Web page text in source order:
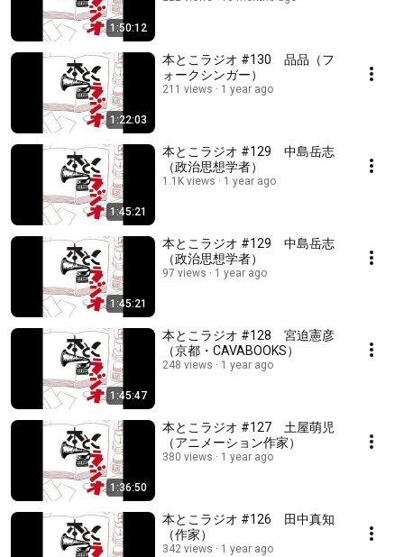
1:50:12
1:22:03
本とこラジオ #130 品品（フ
ォークシンガー）
211 views 1 year ago
1:45:21
本とこラジオ #129 中島岳志
（政治思想学者）
1.1K views 1 year ago
1:45:21
本とこラジオ #129 中島岳志
（政治思想学者）
97 views 1 year ago
1:45:47
本とこラジオ #128 宮迫憲彦
（京都・CAVABOOKS）
248 views 1 year ago
1:36:50
本とこラジオ #127 土屋萌児
（アニメーション作家）
380 views 1 year ago
本とこラジオ #126 田中真知
（作家）
342 views 1 year ago